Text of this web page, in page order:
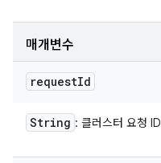
매개변수
requestId
String : 클러스터 요청 ID